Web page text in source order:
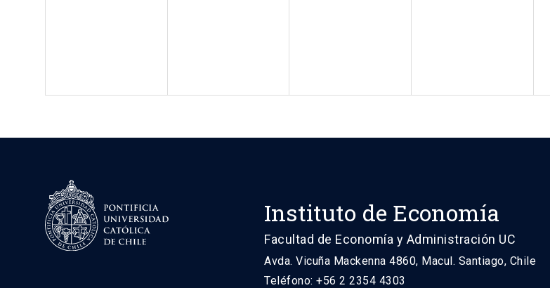
Instituto de Economía
Facultad de Economía y Administración UC
Avda. Vicuña Mackenna 4860, Macul. Santiago, Chile
Teléfono: +56 2 2354 4303